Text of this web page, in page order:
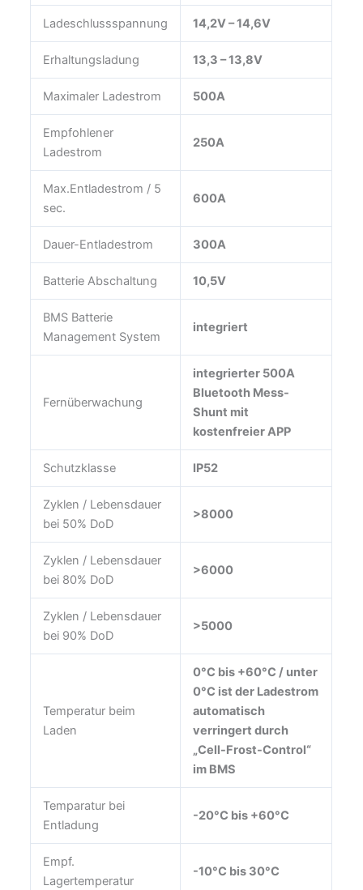
Ladeschlussspannung 14,2V – 14,6V
Erhaltungsladung 13,3 – 13,8V
Maximaler Ladestrom 500A
Empfohlener
Ladestrom
250A
Max.Entladestrom / 5
sec.
600A
Dauer-Entladestrom 300A
Batterie Abschaltung 10,5V
BMS Batterie
Management System
integriert
Fernüberwachung
integrierter 500A
Bluetooth Mess-
Shunt mit
kostenfreier APP
Schutzklasse IP52
Zyklen / Lebensdauer
bei 50% DoD
>8000
Zyklen / Lebensdauer
bei 80% DoD
>6000
Zyklen / Lebensdauer
bei 90% DoD
>5000
Temperatur beim
Laden
0°C bis +60°C / unter
0°C ist der Ladestrom
automatisch
verringert durch
„Cell-Frost-Control“
im BMS
Temparatur bei
Entladung
-20°C bis +60°C
Empf.
Lagertemperatur
-10°C bis 30°C